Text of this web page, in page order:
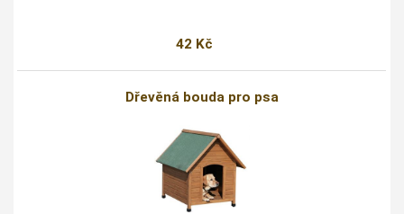
42 Kč
Dřevěná bouda pro psa